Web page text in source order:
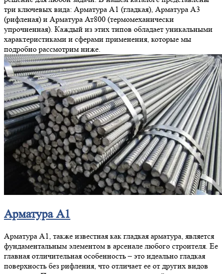
три ключевых вида: Арматура А1 (гладкая), Арматура А3
(рифленая) и Арматура Ат800 (термомеханически
упрочненная). Каждый из этих типов обладает уникальными
характеристиками и сферами применения, которые мы
подробно рассмотрим ниже.
Арматура А1
Арматура А1, также известная как гладкая арматура, является
фундаментальным элементом в арсенале любого строителя. Ее
главная отличительная особенность – это идеально гладкая
поверхность без рифления, что отличает ее от других видов